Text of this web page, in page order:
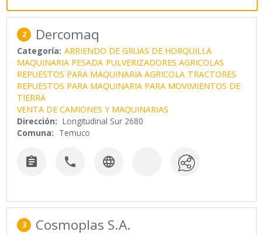
2 Dercomaq
Categoría: ARRIENDO DE GRUAS DE HORQUILLA
MAQUINARIA PESADA PULVERIZADORES AGRICOLAS
REPUESTOS PARA MAQUINARIA AGRICOLA TRACTORES
REPUESTOS PARA MAQUINARIA PARA MOVIMIENTOS DE
TIERRA
VENTA DE CAMIONES Y MAQUINARIAS
Dirección: Longitudinal Sur 2680
Comuna: Temuco
  
3 Cosmoplas S.A.